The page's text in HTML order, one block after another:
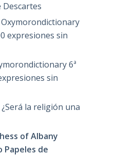
Descartes
Oxymorondictionary
expresiones sin
6ª
sin
¿Será la religión una
of Albany
Papeles de